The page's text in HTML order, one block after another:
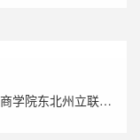
共植希望之树，同筑绿色校园 —— 广州工商学院东北州立联合科技学院开展植树节活动